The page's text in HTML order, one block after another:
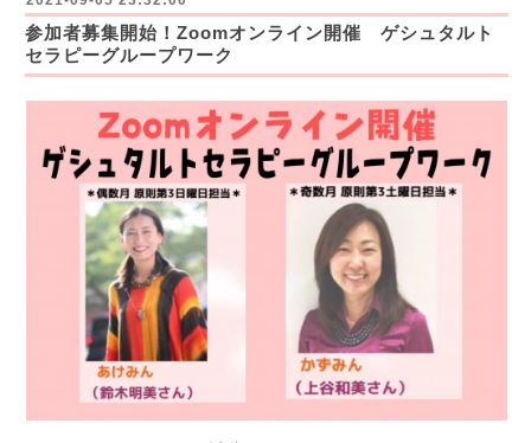
参加者募集開始！Zoomオンライン開催 ゲシュタルト
セラピーグループワーク